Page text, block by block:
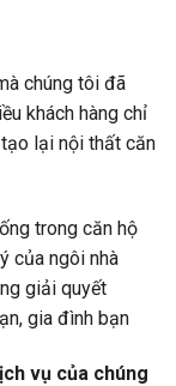
chúng tôi đã
khách hàng chỉ
lại nội thất căn
trong căn hộ
của ngôi nhà
giải quyết
gia đình bạn
vụ của chúng